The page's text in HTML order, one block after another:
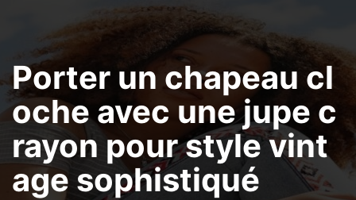
Porter un chapeau cl
oche avec une jupe c
rayon pour style vint
age sophistiqué